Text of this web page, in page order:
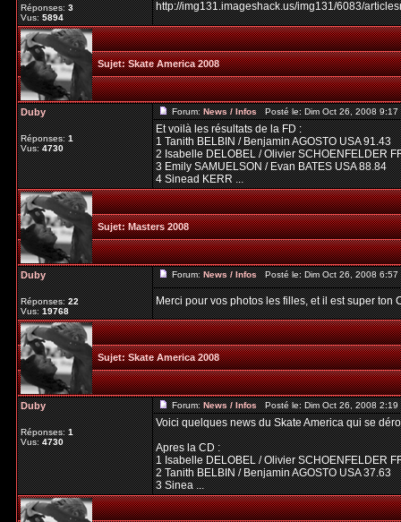
Réponses:3
Vus:5894
http://img131.imageshack.us/img131/6083/
Sujet:Skate America 2008
Duby
Réponses:1
Vus:4730
Forum:News / InfosPosté le: Dim Oct 26, 2008
Et voilà les résultats de la FD :
1 Tanith BELBIN / Benjamin AGOSTO USA 91.43
2 Isabelle DELOBEL / Olivier SCHOENFELDER
3 Emily SAMUELSON / Evan BATES USA 88.84
4 Sinead KERR ...
Sujet:Masters 2008
Duby
Réponses:22
Vus:19768
Forum:News / InfosPosté le: Dim Oct 26, 2008
Merci pour vos photos les filles, et il est super ton
Sujet:Skate America 2008
Duby
Réponses:1
Vus:4730
Forum:News / InfosPosté le: Dim Oct 26, 2008
Voici quelques news du Skate America qui se
Apres la CD :
1 Isabelle DELOBEL / Olivier SCHOENFELDER
2 Tanith BELBIN / Benjamin AGOSTO USA 37.63
3 Sinea ...